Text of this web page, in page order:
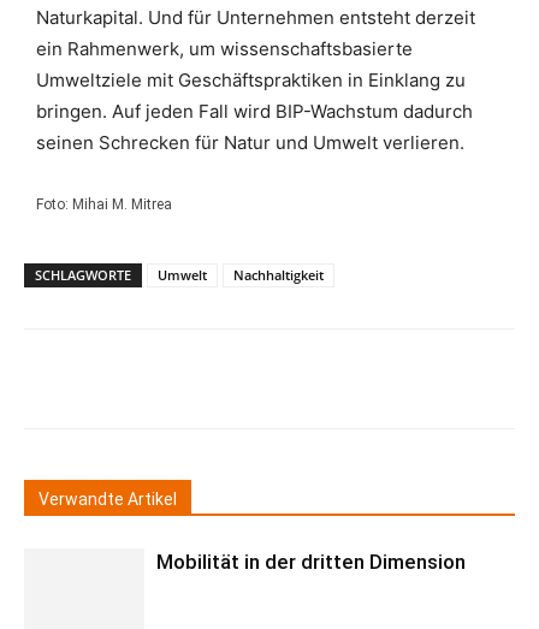
Naturkapital. Und für Unternehmen entsteht derzeit
ein Rahmenwerk, um wissenschaftsbasierte
Umweltziele mit Geschäftspraktiken in Einklang zu
bringen. Auf jeden Fall wird BIP-Wachstum dadurch
seinen Schrecken für Natur und Umwelt verlieren.
Foto: Mihai M. Mitrea
SCHLAGWORTE Umwelt Nachhaltigkeit
Verwandte Artikel
Mobilität in der dritten Dimension